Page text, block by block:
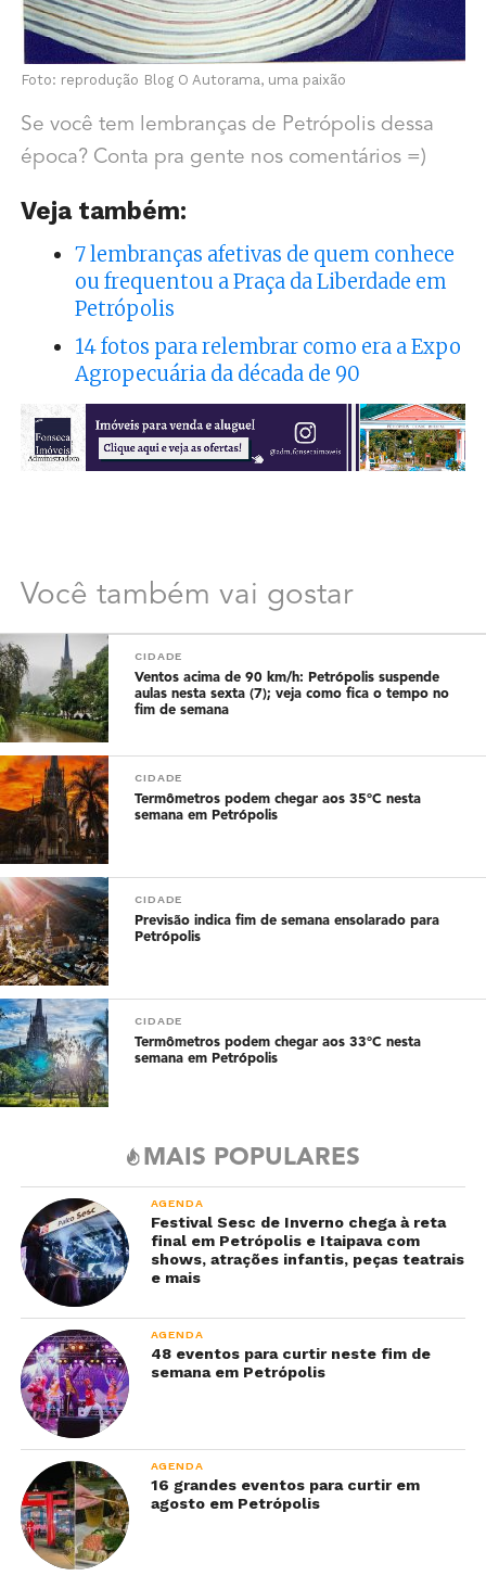
Foto: reprodução Blog O Autorama, uma paixão
Se você tem lembranças de Petrópolis dessa
época? Conta pra gente nos comentários =)
Veja também:
7 lembranças afetivas de quem conhece
ou frequentou a Praça da Liberdade em
Petrópolis
14 fotos para relembrar como era a Expo
Agropecuária da década de 90
Você também vai gostar
CIDADE
Ventos acima de 90 km/h: Petrópolis suspende
aulas nesta sexta (7); veja como fica o tempo no
fim de semana
CIDADE
Termômetros podem chegar aos 35°C nesta
semana em Petrópolis
CIDADE
Previsão indica fim de semana ensolarado para
Petrópolis
CIDADE
Termômetros podem chegar aos 33°C nesta
semana em Petrópolis
MAIS POPULARES
AGENDA
Festival Sesc de Inverno chega à reta
final em Petrópolis e Itaipava com
shows, atrações infantis, peças teatrais
e mais
AGENDA
48 eventos para curtir neste fim de
semana em Petrópolis
AGENDA
16 grandes eventos para curtir em
agosto em Petrópolis